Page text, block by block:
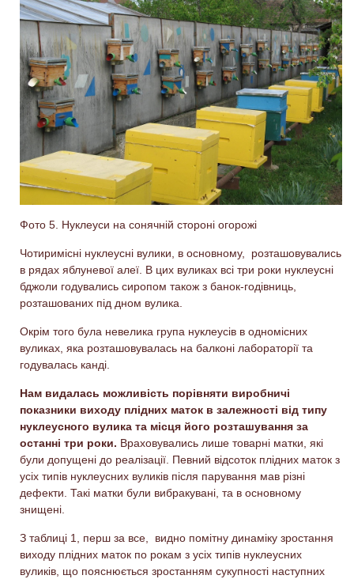
Фото 5. Нуклеуси на сонячній стороні огорожі
Чотиримісні нуклеусні вулики, в основному, розташовувались
в рядах яблуневої алеї. В цих вуликах всі три роки нуклеусні
бджоли годувались сиропом також з банок-годівниць,
розташованих під дном вулика.
Окрім того була невелика група нуклеусів в одномісних
вуликах, яка розташовувалась на балконі лабораторії та
годувалась канді.
Нам видалась можливість порівняти виробничі
показники виходу плідних маток в залежності від типу
нуклеусного вулика та місця його розташування за
останні три роки. Враховувались лише товарні матки, які
були допущені до реалізації. Певний відсоток плідних маток з
усіх типів нуклеусних вуликів після парування мав різні
дефекти. Такі матки були вибракувані, та в основному
знищені.
З таблиці 1, перш за все, видно помітну динаміку зростання
виходу плідних маток по рокам з усіх типів нуклеусних
вуликів, що пояснюється зростанням сукупності наступних